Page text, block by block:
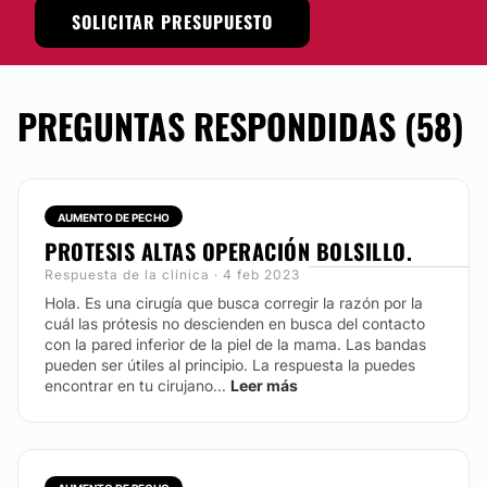
Dr. Carlos Raúl
Cesanelli
Equipo
formación y amplia experiencia en el mundo de la
Cirugía y Medicina Estética como en el campo de la
Localización
Dr. Carlos Raúl Cesanellise ubica en Valencia
Posibilidad de videoconsulta:
Sí
Asociaciones y distinciones:
SOLICITAR PRESUPUESTO
PREGUNTAS RESPONDIDAS (58)
AUMENTO DE PECHO
PROTESIS ALTAS OPERACIÓN BOLSILLO.
Respuesta de la clínica · 4 feb 2023
Hola. Es una cirugía que busca corregir la razón por la
cuál las prótesis no descienden en busca del contacto
con la pared inferior de la piel de la mama. Las bandas
pueden ser útiles al principio. La respuesta la puedes
encontrar en tu cirujano... Leer más